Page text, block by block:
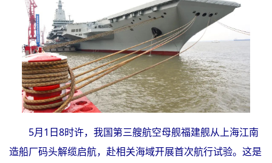
5月1日8时许，我国第三艘航空母舰福建舰从上海江南
造船厂码头解缆启航，赴相关海域开展首次航行试验。这是